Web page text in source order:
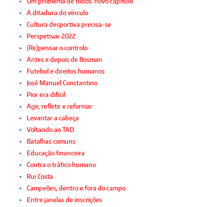
A ditadura do vínculo
Cultura desportiva precisa-se
Perspetivar 2022
(Re)pensar o controlo
Antes e depois de Bosman
Futebol e direitos humanos
José Manuel Constantino
Pior era difícil
Agir, refletir e reformar
Levantar a cabeça
Voltando ao TAD
Batalhas comuns
Educação financeira
Contra o tráfico humano
Rui Costa
Campeões, dentro e fora do campo
Entre janelas de inscrições